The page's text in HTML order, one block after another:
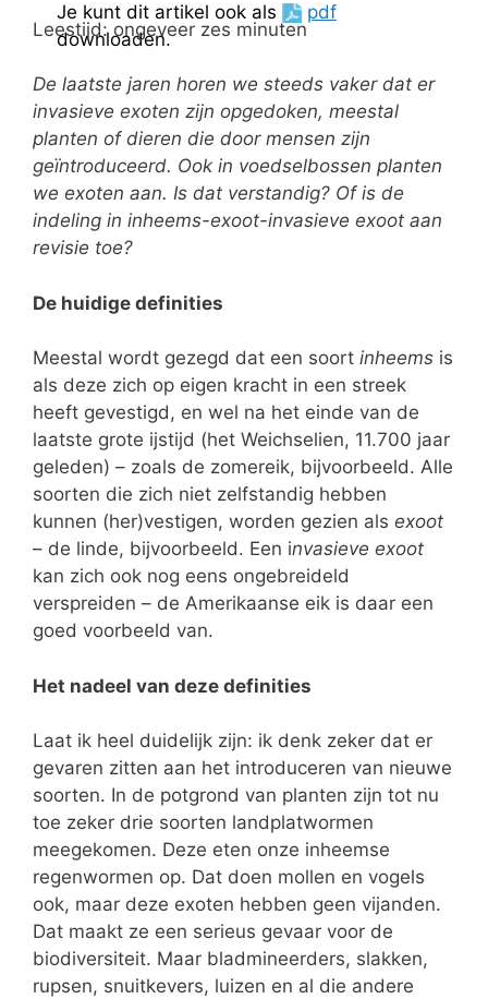
Je kunt dit artikel ook als
pdf
downloaden.
Leestijd: ongeveer zes minuten
De laatste jaren horen we steeds vaker dat er
invasieve exoten zijn opgedoken, meestal
planten of dieren die door mensen zijn
geïntroduceerd. Ook in voedselbossen planten
we exoten aan. Is dat verstandig? Of is de
indeling in inheems-exoot-invasieve exoot aan
revisie toe?
De huidige definities
Meestal wordt gezegd dat een soort inheems is
als deze zich op eigen kracht in een streek
heeft gevestigd, en wel na het einde van de
laatste grote ijstijd (het Weichselien, 11.700 jaar
geleden) – zoals de zomereik, bijvoorbeeld. Alle
soorten die zich niet zelfstandig hebben
kunnen (her)vestigen, worden gezien als exoot
– de linde, bijvoorbeeld. Een invasieve exoot
kan zich ook nog eens ongebreideld
verspreiden – de Amerikaanse eik is daar een
goed voorbeeld van.
Het nadeel van deze definities
Laat ik heel duidelijk zijn: ik denk zeker dat er
gevaren zitten aan het introduceren van nieuwe
soorten. In de potgrond van planten zijn tot nu
toe zeker drie soorten landplatwormen
meegekomen. Deze eten onze inheemse
regenwormen op. Dat doen mollen en vogels
ook, maar deze exoten hebben geen vijanden.
Dat maakt ze een serieus gevaar voor de
biodiversiteit. Maar bladmineerders, slakken,
rupsen, snuitkevers, luizen en al die andere